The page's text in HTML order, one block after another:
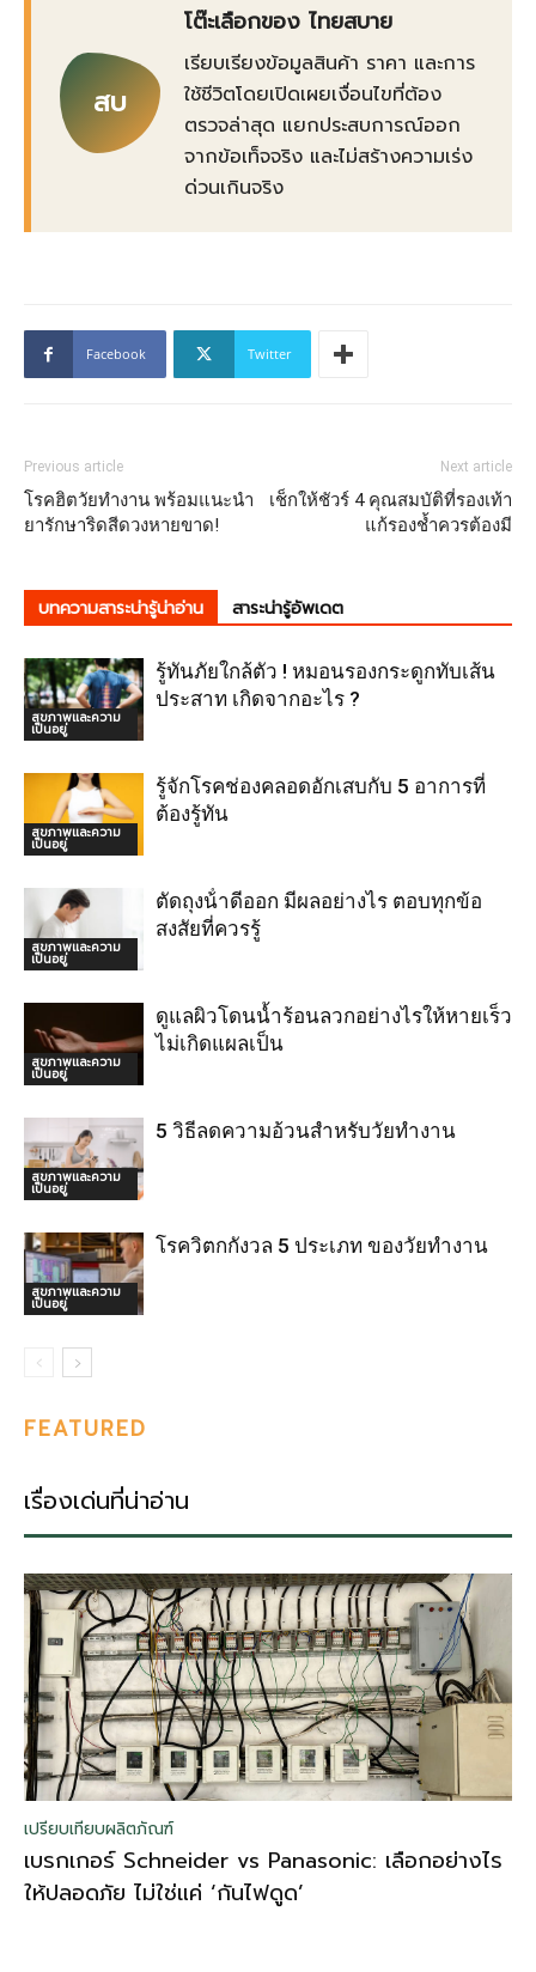
สบ
โต๊ะเลือกของ ไทยสบาย
เรียบเรียงข้อมูลสินค้า ราคา และการ
ใช้ชีวิตโดยเปิดเผยเงื่อนไขที่ต้อง
ตรวจล่าสุด แยกประสบการณ์ออก
จากข้อเท็จจริง และไม่สร้างความเร่ง
ด่วนเกินจริง
Facebook Twitter
Previous article
โรคฮิตวัยทำงาน พร้อมแนะนำ
ยารักษาริดสีดวงหายขาด!
Next article
เช็กให้ชัวร์ 4 คุณสมบัติที่รองเท้า
แก้รองช้ำควรต้องมี
บทความสาระน่ารู้น่าอ่าน สาระน่ารู้อัพเดต
สุขภาพและความ
เป็นอยู่
รู้ทันภัยใกล้ตัว ! หมอนรองกระดูกทับเส้น
ประสาท เกิดจากอะไร ?
สุขภาพและความ
เป็นอยู่
รู้จักโรคช่องคลอดอักเสบกับ 5 อาการที่
ต้องรู้ทัน
สุขภาพและความ
เป็นอยู่
ตัดถุงน้ําดีออก มีผลอย่างไร ตอบทุกข้อ
สงสัยที่ควรรู้
สุขภาพและความ
เป็นอยู่
ดูแลผิวโดนน้ำร้อนลวกอย่างไรให้หายเร็ว
ไม่เกิดแผลเป็น
สุขภาพและความ
เป็นอยู่
5 วิธีลดความอ้วนสำหรับวัยทำงาน
สุขภาพและความ
เป็นอยู่
โรควิตกกังวล 5 ประเภท ของวัยทำงาน
FEATURED
เรื่องเด่นที่น่าอ่าน
เปรียบเทียบผลิตภัณฑ์
เบรกเกอร์ Schneider vs Panasonic: เลือกอย่างไร
ให้ปลอดภัย ไม่ใช่แค่ ‘กันไฟดูด’